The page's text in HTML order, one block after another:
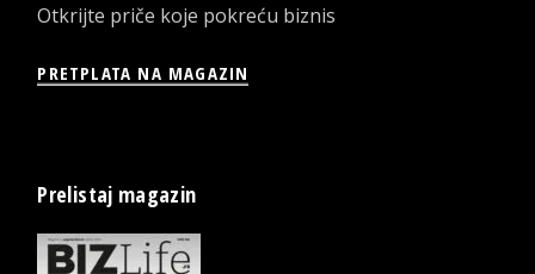
Otkrijte priče koje pokreću biznis
PRETPLATA NA MAGAZIN
Prelistaj magazin